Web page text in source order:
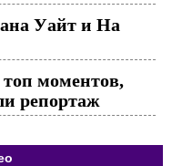
Уайт и На
моментов,
репортаж